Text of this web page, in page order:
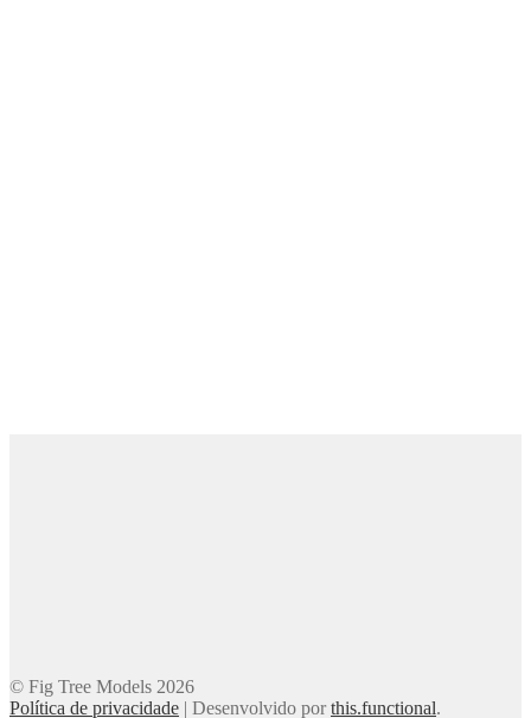
© Fig Tree Models 2026
Política de privacidade | Desenvolvido porthis.functional.